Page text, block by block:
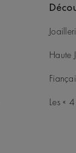
Haute
Les «